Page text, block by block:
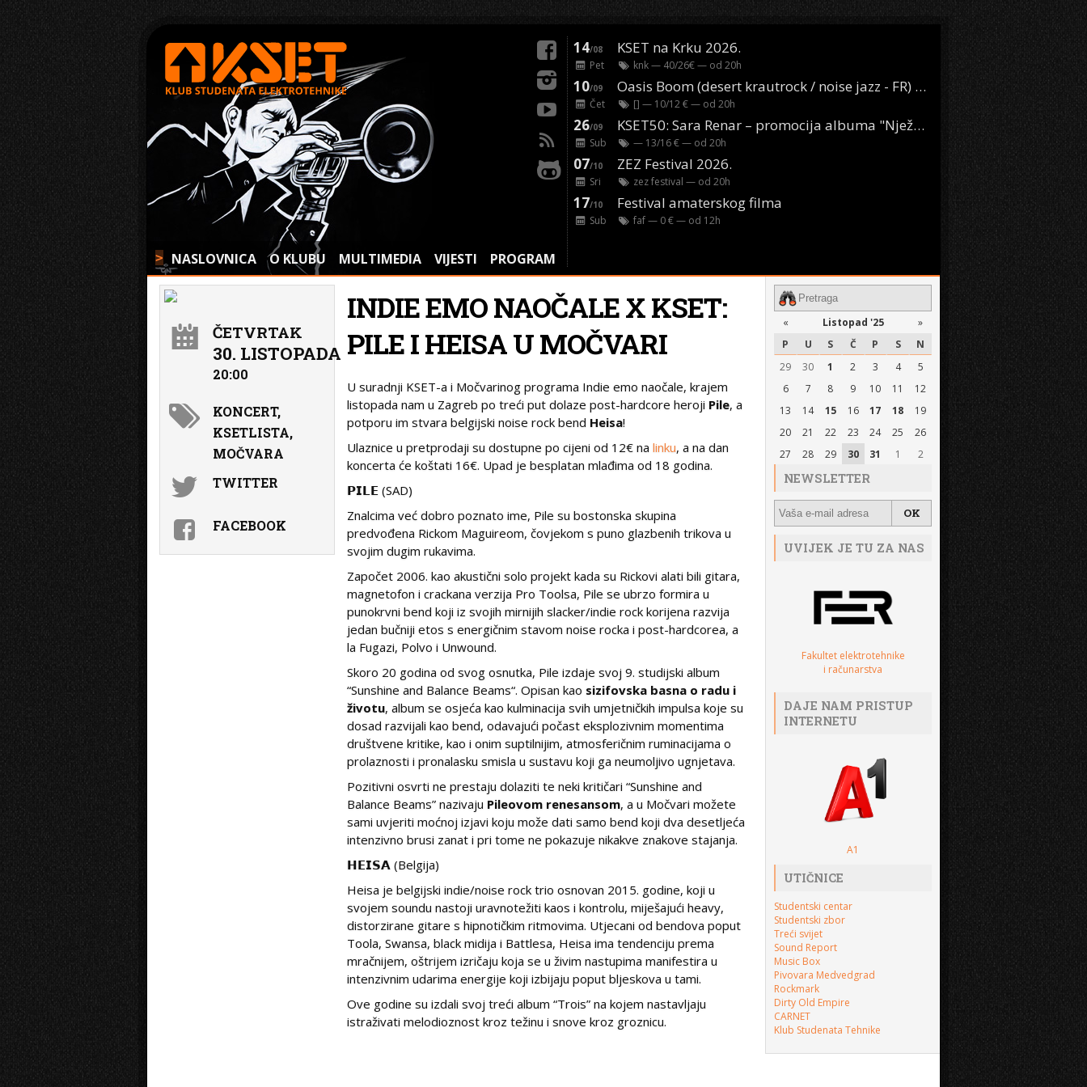
> NASLOVNICA O KLUBU MULTIMEDIA VIJESTI PROGRAM
14/08 KSET na Krku 2026.
Pet knk— 40/26€ — od 20h
10/09 Oasis Boom (desert krautrock / noise jazz - FR) @ KONTEJNER
Čet [] — 10/12 € — od 20h
26/09 KSET50: Sara Renar – promocija albuma "Nježne riječi" @ Močvara
Sub — 13/16 € — od 20h
07/10 ZEZ Festival 2026.
Sri zez festival — od 20h
17/10 Festival amaterskog filma
Sub faf— 0 € — od 12h
INDIE EMO NAOČALE X KSET:
PILE I HEISA U MOČVARI
U suradnji KSET-a i Močvarinog programa Indie emo naočale, krajem
listopada nam u Zagreb po treći put dolaze post-hardcore heroji Pile, a
potporu im stvara belgijski noise rock bend Heisa!
Ulaznice u pretprodaji su dostupne po cijeni od 12€ nalinku, a na dan
koncerta će koštati 16€. Upad je besplatan mlađima od 18 godina.
𝗣𝗜𝗟𝗘 (SAD)
Znalcima već dobro poznato ime, Pile su bostonska skupina
predvođena Rickom Maguireom, čovjekom s puno glazbenih trikova u
svojim dugim rukavima.
Započet 2006. kao akustični solo projekt kada su Rickovi alati bili gitara,
magnetofon i crackana verzija Pro Toolsa, Pile se ubrzo formira u
punokrvni bend koji iz svojih mirnijih slacker/indie rock korijena razvija
jedan bučniji etos s energičnim stavom noise rocka i post-hardcorea, a
la Fugazi, Polvo i Unwound.
Skoro 20 godina od svog osnutka, Pile izdaje svoj 9. studijski album
“Sunshine and Balance Beams“. Opisan kao sizifovska basna o radu i
životu, album se osjeća kao kulminacija svih umjetničkih impulsa koje su
dosad razvijali kao bend, odavajući počast eksplozivnim momentima
društvene kritike, kao i onim suptilnijim, atmosferičnim ruminacijama o
prolaznosti i pronalasku smisla u sustavu koji ga neumoljivo ugnjetava.
Pozitivni osvrti ne prestaju dolaziti te neki kritičari “Sunshine and
Balance Beams” nazivaju Pileovom renesansom, a u Močvari možete
sami uvjeriti moćnoj izjavi koju može dati samo bend koji dva desetljeća
intenzivno brusi zanat i pri tome ne pokazuje nikakve znakove stajanja.
𝗛𝗘𝗜𝗦𝗔 (Belgija)
Heisa je belgijski indie/noise rock trio osnovan 2015. godine, koji u
svojem soundu nastoji uravnotežiti kaos i kontrolu, miješajući heavy,
distorzirane gitare s hipnotičkim ritmovima. Utjecani od bendova poput
Toola, Swansa, black midija i Battlesa, Heisa ima tendenciju prema
mračnijem, oštrijem izričaju koja se u živim nastupima manifestira u
intenzivnim udarima energije koji izbijaju poput bljeskova u tami.
Ove godine su izdali svoj treći album “Trois” na kojem nastavljaju
istraživati melodioznost kroz težinu i snove kroz groznicu.
ČETVRTAK
30. LISTOPADA
20:00
KONCERT,
KSETLISTA,
MOČVARA
TWITTER
FACEBOOK
« Listopad '25
»
P
U S Č P S
N
29
30 1 2 3 4
5
6
7 8 9 10 11
12
13
14 15 16 17 18
19
20
21 22 23 24 25
26
27
28 29 30 31 1 2
NEWSLETTER
UVIJEK JE TU ZA NAS
Fakultet elektrotehnike
i računarstva
DAJE NAM PRISTUP
INTERNETU
A1
UTIČNICE
Studentski centar
Studentski zbor
Treći svijet
Sound Report
Music Box
Pivovara Medvedgrad
Rockmark
Dirty Old Empire
CARNET
Klub Studenata Tehnike